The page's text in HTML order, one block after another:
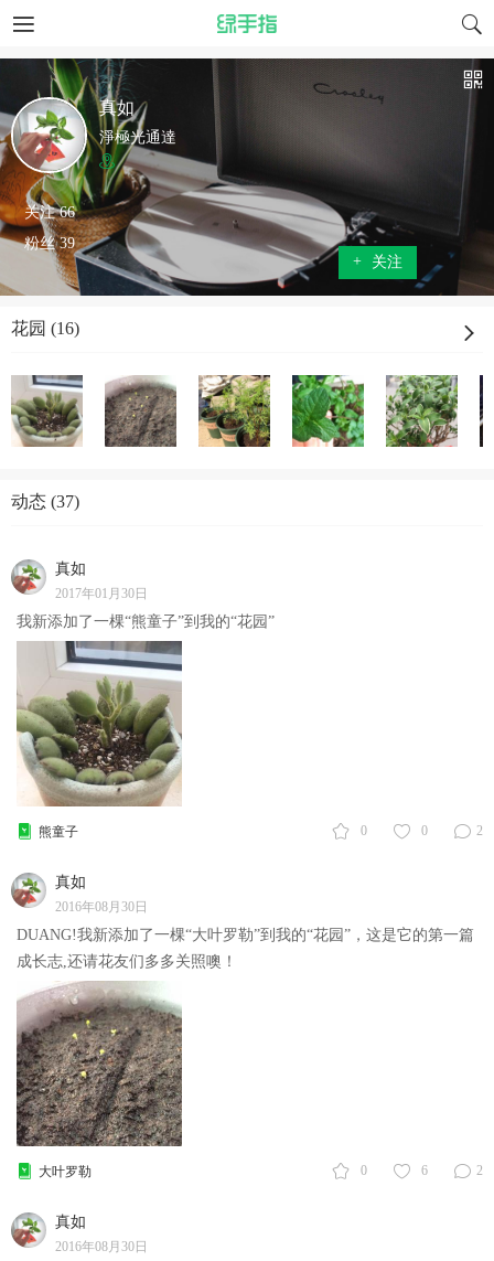
关注 66
粉丝 39
真如
淨極光通達
+ 关注
花园 (16)
动态 (37)
真如
2017年01月30日
我新添加了一棵“熊童子”到我的“花园”
0 0 2
熊童子
真如
2016年08月30日
DUANG!我新添加了一棵“大叶罗勒”到我的“花园”，这是它的第一篇
成长志,还请花友们多多关照噢！
0 6 2
大叶罗勒
真如
2016年08月30日